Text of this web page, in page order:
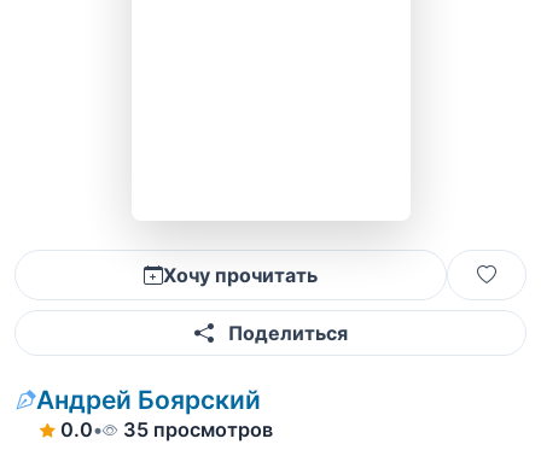
Хочу прочитать
Поделиться
Андрей Боярский
0.0• 35 просмотров